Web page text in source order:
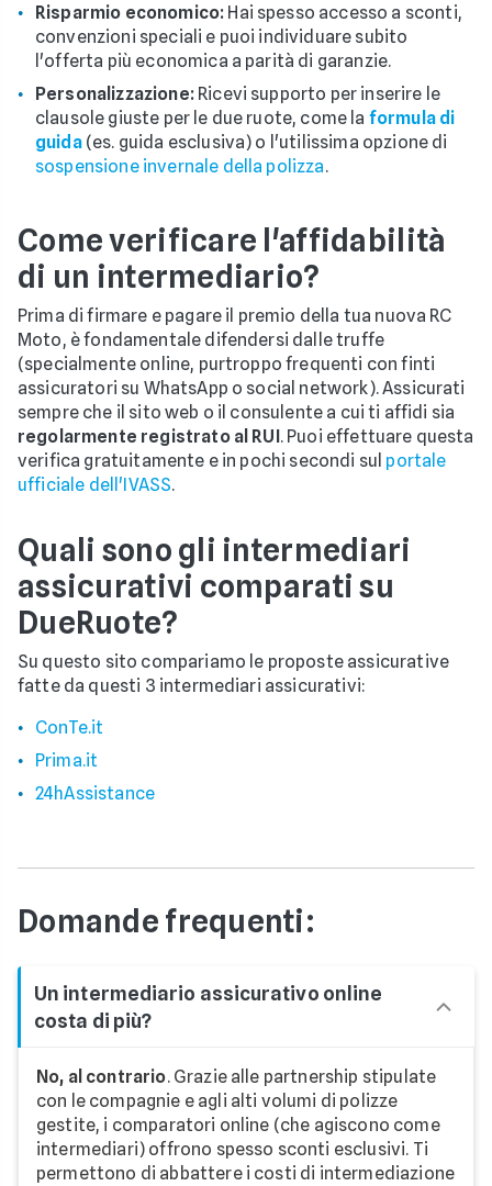
Risparmio economico: Hai spesso accesso a sconti,
convenzioni speciali e puoi individuare subito
l'offerta più economica a parità di garanzie.
Personalizzazione:Ricevi supporto per inserire le
clausole giuste per le due ruote, come la formula di
guida(es. guida esclusiva) o l'utilissima opzione di
sospensione invernale della polizza.
Come verificare l'affidabilità
di un intermediario?
Prima di firmare e pagare il premio della tua nuova RC
Moto, è fondamentale difendersi dalle truffe
(specialmente online, purtroppo frequenti con finti
assicuratori su WhatsApp o social network). Assicurati
sempre che il sito web o il consulente a cui ti affidi sia
regolarmente registrato al RUI. Puoi effettuare questa
verifica gratuitamente e in pochi secondi sul portale
ufficiale dell'IVASS.
Quali sono gli intermediari
assicurativi comparati su
DueRuote?
Su questo sito compariamo le proposte assicurative
fatte da questi 3 intermediari assicurativi:
ConTe.it
Prima.it
24hAssistance
Domande frequenti:
Un intermediario assicurativo online
costa di più?
No, al contrario. Grazie alle partnership stipulate
con le compagnie e agli alti volumi di polizze
gestite, i comparatori online (che agiscono come
intermediari) offrono spesso sconti esclusivi. Ti
permettono di abbattere i costi di intermediazione